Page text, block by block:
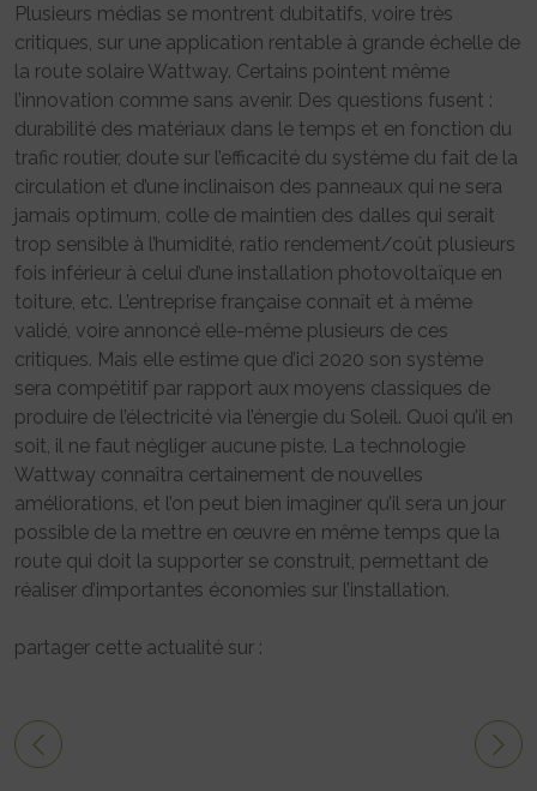
Plusieurs médias se montrent dubitatifs, voire très
critiques, sur une application rentable à grande échelle de
la route solaire Wattway. Certains pointent même
l’innovation comme sans avenir. Des questions fusent :
durabilité des matériaux dans le temps et en fonction du
trafic routier, doute sur l’efficacité du système du fait de la
circulation et d’une inclinaison des panneaux qui ne sera
jamais optimum, colle de maintien des dalles qui serait
trop sensible à l’humidité, ratio rendement/coût plusieurs
fois inférieur à celui d’une installation photovoltaïque en
toiture, etc. L’entreprise française connaît et à même
validé, voire annoncé elle-même plusieurs de ces
critiques. Mais elle estime que d’ici 2020 son système
sera compétitif par rapport aux moyens classiques de
produire de l’électricité via l’énergie du Soleil. Quoi qu’il en
soit, il ne faut négliger aucune piste. La technologie
Wattway connaîtra certainement de nouvelles
améliorations, et l’on peut bien imaginer qu’il sera un jour
possible de la mettre en œuvre en même temps que la
route qui doit la supporter se construit, permettant de
réaliser d’importantes économies sur l’installation.
partager cette actualité sur :